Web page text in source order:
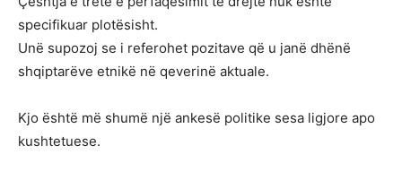
specifikuar plotësisht.
Unë supozoj se i referohet pozitave që u janë dhënë
shqiptarëve etnikë në qeverinë aktuale.
Kjo është më shumë një ankesë politike sesa ligjore apo
kushtetuese.